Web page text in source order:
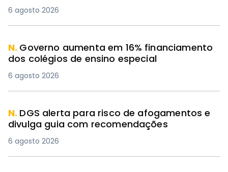
6 agosto 2026
N. Governo aumenta em 16% financiamento
dos colégios de ensino especial
6 agosto 2026
N. DGS alerta para risco de afogamentos e
divulga guia com recomendações
6 agosto 2026